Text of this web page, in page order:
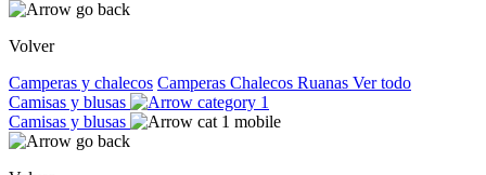
Volver
Camperas y chalecos Camperas Chalecos Ruanas Ver todo
Camisas y blusas
Camisas y blusas